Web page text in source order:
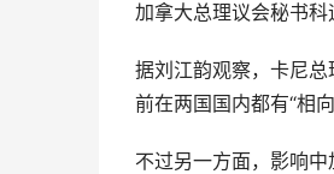
加拿大总理议会秘书科
据刘江韵观察，卡尼
前在两国国内都有“相
不过另一方面，影响中